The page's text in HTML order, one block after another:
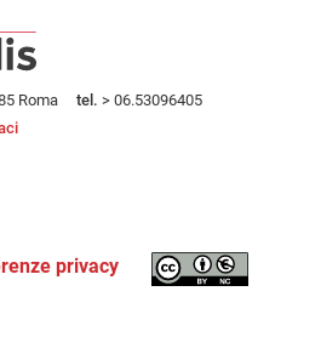
Roma tel. > 06.53096405
privacy